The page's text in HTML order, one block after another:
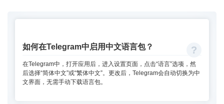
如何在Telegram中启用中文语言包？
在Telegram中，打开应用后，进入设置页面，点击“语言”选项，然
后选择“简体中文”或“繁体中文”。更改后，Telegram会自动切换为中
文界面，无需手动下载语言包。